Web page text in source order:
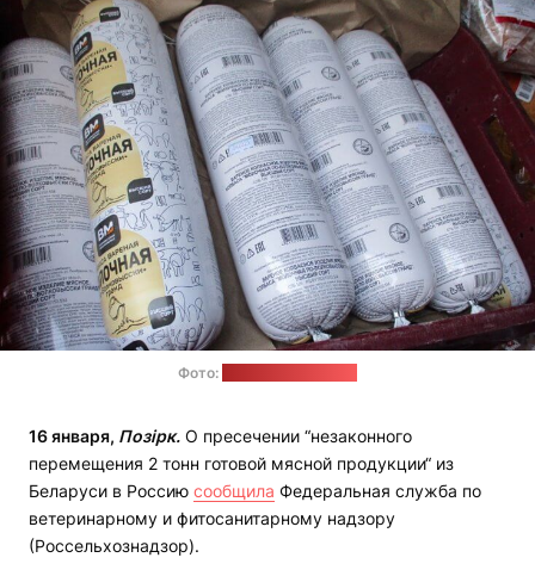
Фото:
16 января, Позірк. О пресечении “незаконного
перемещения 2 тонн готовой мясной продукции“ из
Беларуси в Россию сообщила Федеральная служба по
ветеринарному и фитосанитарному надзору
(Россельхознадзор).